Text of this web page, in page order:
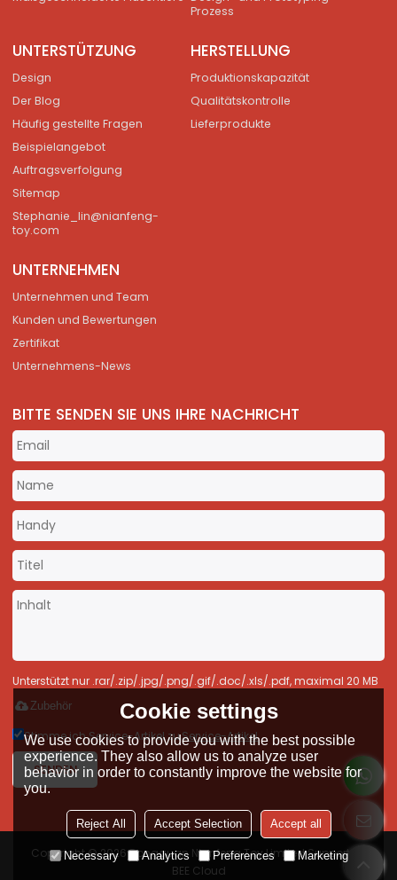
Prozess
UNTERSTÜTZUNG
Design
Der Blog
Häufig gestellte Fragen
Beispielangebot
Auftragsverfolgung
Sitemap
Stephanie_lin@nianfeng-
toy.com
HERSTELLUNG
Produktionskapazität
Qualitätskontrolle
Lieferprodukte
UNTERNEHMEN
Unternehmen und Team
Kunden und Bewertungen
Zertifikat
Unternehmens-News
BITTE SENDEN SIE UNS IHRE NACHRICHT
Unterstützt nur .rar/.zip/.jpg/.png/.gif/.doc/.xls/.pdf, maximal 20 MB
Zubehör
Stimme ich Service-Artikel zu,Service-Artikel
SENDEN
Copyright © 2026Dongguan Nianfeng Toy LimitedSupport By
BEE Cloud
Cookie settings
We use cookies to provide you with the best possible
experience. They also allow us to analyze user
behavior in order to constantly improve the website for
you.
Reject All Accept Selection Accept all
Necessary Analytics Preferences Marketing